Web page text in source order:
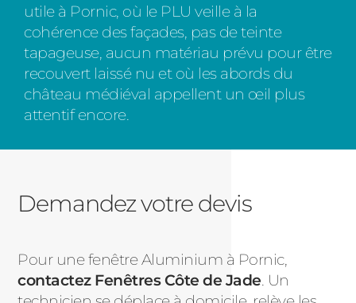
utile à Pornic, où le PLU veille à la
cohérence des façades, pas de teinte
tapageuse, aucun matériau prévu pour être
recouvert laissé nu et où les abords du
château médiéval appellent un œil plus
attentif encore.
Demandez votre devis
Pour une fenêtre Aluminium à Pornic,
contactez Fenêtres Côte de Jade . Un